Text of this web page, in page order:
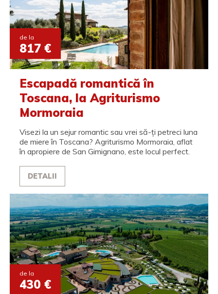
de la
817 €
Escapadă romantică în
Toscana, la Agriturismo
Mormoraia
Visezi la un sejur romantic sau vrei să-ți petreci luna
de miere în Toscana? Agriturismo Mormoraia, aflat
în apropiere de San Gimignano, este locul perfect.
DETALII
de la
430 €